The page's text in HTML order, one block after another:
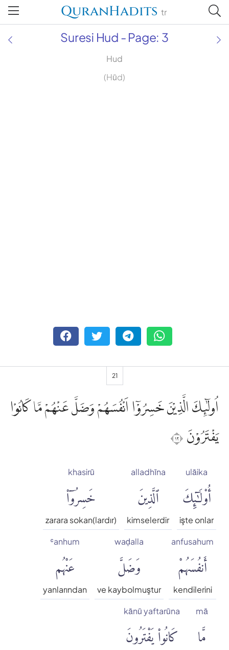
QuranHadits tr
Suresi Hud - Page: 3
Hud
(Hūd)
21
اُولٰۤىِٕكَ الَّذِيْنَ خَسِرُوْٓا اَنْفُسَهُمْ وَضَلَّ عَنْهُمْ مَّا كَانُوْا
يَفْتَرُوْنَ ٢١
ulāika
أُو۟لَٰٓئِكَ
işte onlar
alladhīna
ٱلَّذِينَ
kimselerdir
khasirū
خَسِرُوٓا۟
zarara sokan(lardır)
anfusahum
أَنفُسَهُمْ
kendilerini
waḍalla
وَضَلَّ
ve kaybolmuştur
ʿanhum
عَنْهُم
yanlarından
mā
مَّا
kānū yaftarūna
كَانُوا۟ يَفْتَرُونَ